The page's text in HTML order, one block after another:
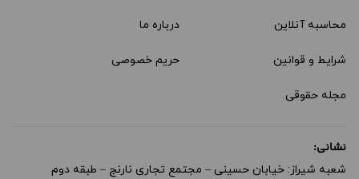
محاسبه آنلاین درباره ما
شرایط و قوانین حریم خصوصی
مجله حقوقی
نشانی:
شعبه شیراز: خیابان حسینی – مجتمع تجاری نارنج – طبقه دوم